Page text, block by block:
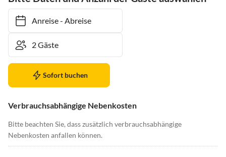
Anreise- Abreise
Sofort buchen
Verbrauchsabhängige Nebenkosten
Bitte beachten Sie, dass zusätzlich verbrauchsabhängige
Nebenkosten anfallen können.